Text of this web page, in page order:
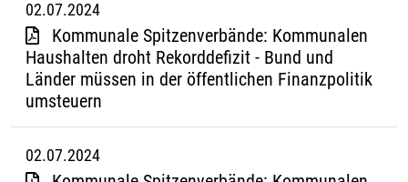
02.07.2024
Kommunale Spitzenverbände: Kommunalen
Haushalten droht Rekorddefizit - Bund und
Länder müssen in der öffentlichen Finanzpolitik
umsteuern
02.07.2024